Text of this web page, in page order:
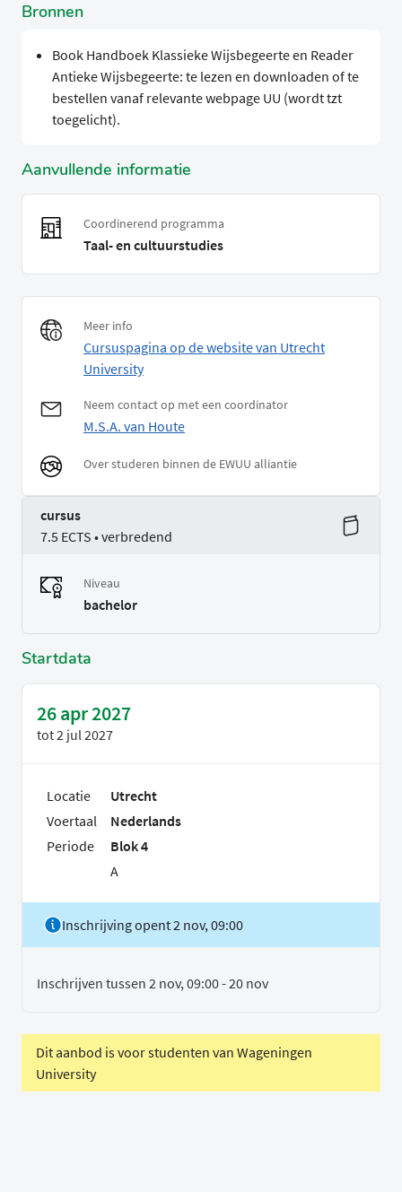
Bronnen
Book Handboek Klassieke Wijsbegeerte en Reader
Antieke Wijsbegeerte: te lezen en downloaden of te
bestellen vanaf relevante webpage UU (wordt tzt
toegelicht).
Aanvullende informatie
Coordinerend programma
Taal- en cultuurstudies
Meer info
Cursuspagina op de website van Utrecht
University
Neem contact op met een coordinator
M.S.A. van Houte
Over studeren binnen de EWUU alliantie
cursus
7.5 ECTS • verbredend
Niveau
bachelor
Startdata
26 apr 2027
tot2 jul 2027
Locatie
Utrecht
Voertaal
Nederlands
Periode
Blok 4
A
Inschrijving opent 2 nov, 09:00
Inschrijven tussen 2 nov, 09:00 - 20 nov
Dit aanbod is voor studenten van Wageningen
University